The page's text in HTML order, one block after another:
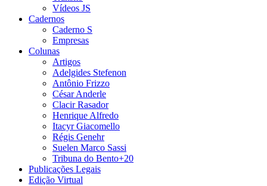
Vídeos JS
Cadernos
Caderno S
Empresas
Colunas
Artigos
Adelgides Stefenon
Antônio Frizzo
César Anderle
Clacir Rasador
Henrique Alfredo
Itacyr Giacomello
Régis Genehr
Suelen Marco Sassi
Tribuna do Bento+20
Publicações Legais
Edição Virtual